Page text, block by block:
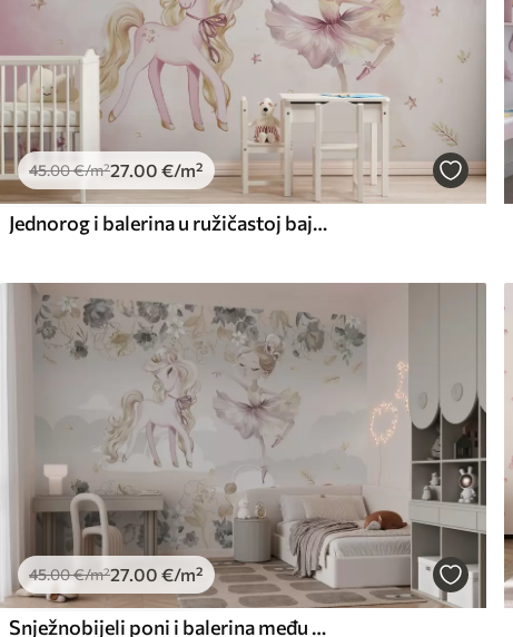
45.00€/m²27.00 €/m²
Jednorog i balerina u ružičastoj bajci, dječja priča
45.00€/m²27 .00 €/m²
Snježnobijeli poni i balerina među cvijećem i oblacima